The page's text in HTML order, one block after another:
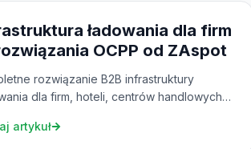
ładowania dla firm
OCPP od ZAspot
rozwiązanie B2B infrastruktury
dla firm, hoteli, centrów handlowych i
flotą, ceny spot i eRoaming w
artykuł